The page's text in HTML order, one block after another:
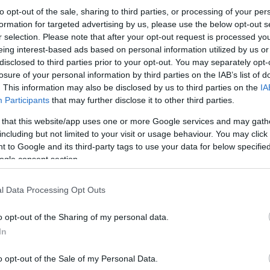
opt-out of the sale, sharing to third parties, or processing of your
for targeted advertising by us, please use the below opt-out
selection. Please note that after your opt-out request is processed
interest-based ads based on personal information utilized by us
to third parties prior to your opt-out. You may separately
of your personal information by third parties on the IAB’s list of
This information may also be disclosed by us to third parties on the
Participants that may further disclose it to other third parties.
this website/app uses one or more Google services and may
but not limited to your visit or usage behaviour. You may
to Google and its third-party tags to use your data for below
consent section.
Data Processing Opt Outs
opt-out of the Sharing of my personal data.
opt-out of the Sale of my Personal Data.
διακίνηση και έλεγχο των πετρελαιοειδών θα
«Να μπορούμε να πούμε», σημείωσε ο κ.
ελέγχους, να πιστοποιεί αποθηκευτικούς
της νομιμότητας, όπως αυτή είναι γνωστή στο
Παραλλήλως, στις συζητήσεις που γίνονται και
ή τα παρεπόμενά της, όπως ανέφερε στο ΑΠΕ-
σημασίας ζητήματα για τη σωστή λειτουργία
2009/119/ΕΚ σχετικά με τα εξής: με την
προϊόντων πετρελαίου, την εξασφάλιση της
τελωνειακά ελεγχόμενους και